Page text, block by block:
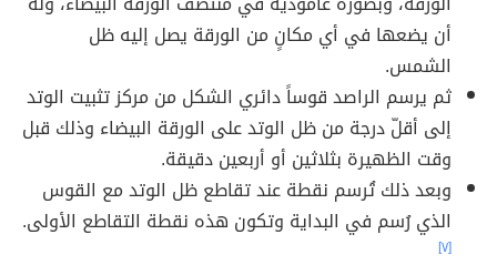
أن يضعها في أي مكانٍ من الورقة يصل إليه ظل
الشمس.
ثم يرسم الراصد قوساً دائري الشكل من مركز تثبيت الوتد
إلى أقلّ درجة من ظل الوتد على الورقة البيضاء وذلك قبل
وقت الظهيرة بثلاثين أو أربعين دقيقة.
وبعد ذلك تُرسم نقطة عند تقاطع ظل الوتد مع القوس
الذي رُسم في البداية وتكون هذه نقطة التقاطع الأولى.
[٧]